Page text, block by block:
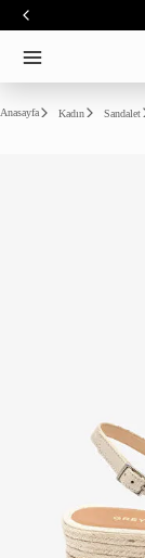
Anasayfa Kadın Sandalet